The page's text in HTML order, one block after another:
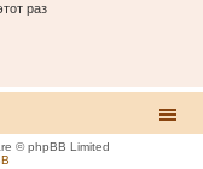
раз
© phpBB Limited